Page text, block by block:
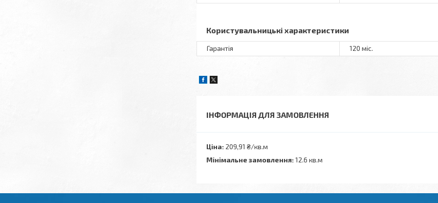
Користувальницькі характеристики
Гарантія 120 міс.
ІНФОРМАЦІЯ ДЛЯ ЗАМОВЛЕННЯ
Ціна: 209,91 ₴/кв.м
Мінімальне замовлення: 12.6 кв.м